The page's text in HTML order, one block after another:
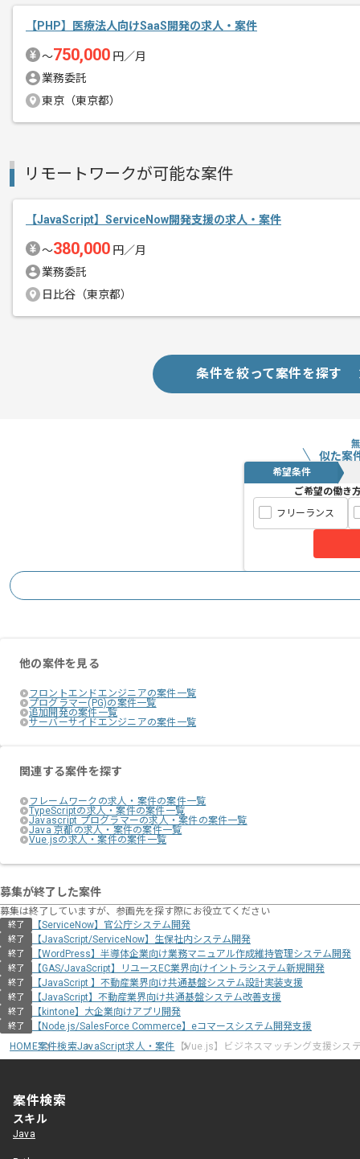
エージェントからのコ
メント
メディアやドキュメンタリー番組にも取
【PHP】医療法人向けSaaS開発の求人・案件
〜750,000 円／月
業務委託
東京（東京都）
リモートワークが可能な案件
【JavaScript】ServiceNow開発支援の求人・案件
〜380,000 円／月
業務委託
日比谷（東京都）
条件を絞って案件を探す
似た案
希望条件
ご希望の働き
フリーランス
他の案件を見る
フロントエンドエンジニアの案件一覧
プログラマー(PG)の案件一覧
追加開発の案件一覧
サーバーサイドエンジニアの案件一覧
関連する案件を探す
フレームワークの求人・案件の案件一覧
TypeScriptの求人・案件の案件一覧
Javascript プログラマーの求人・案件の案件一覧
Java 京都の求人・案件の案件一覧
Vue.jsの求人・案件の案件一覧
募集が終了した案件
募集は終了していますが、参画先を探す際にお役立てください
終了 【ServiceNow】官公庁システム開発
終了 【JavaScript/ServiceNow】生保社内システム開発
終了 【WordPress】半導体企業向け業務マニュアル作成維持管理システム開発
終了 【GAS/JavaScript】リユースEC業界向けイントラシステム新規開発
終了 【JavaScript 】不動産業界向け共通基盤システム設計実装支援
終了 【JavaScript】不動産業界向け共通基盤システム改善支援
終了 【kintone】大企業向けアプリ開発
終了
【Node.js/SalesForce Commerce】eコマースシステム開発支援
HOME案件検索JavaScript求人・案件 【Vue.js】ビジネスマッチング支援シス
案件検索
スキル
Java